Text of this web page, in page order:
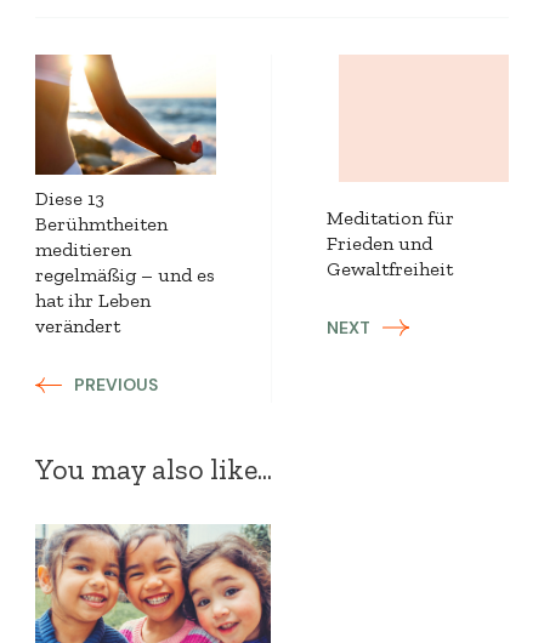
Post
Navigation
Diese 13
Berühmtheiten
meditieren
regelmäßig – und es
hat ihr Leben
verändert
PREVIOUS
Meditation für
Frieden und
Gewaltfreiheit
NEXT
You may also like...